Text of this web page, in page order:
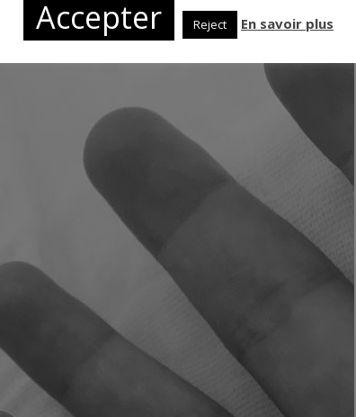
reprends donc du service ici, mais j’y vais en douceur. J’ai donc
Accepter Reject En savoir plus